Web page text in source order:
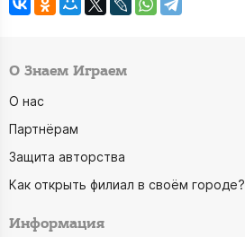
О Знаем Играем
О нас
Партнёрам
Защита авторства
Как открыть филиал в своём городе?
Информация